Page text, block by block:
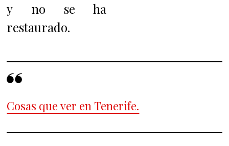
y no se ha
restaurado.
Cosas que ver en Tenerife.